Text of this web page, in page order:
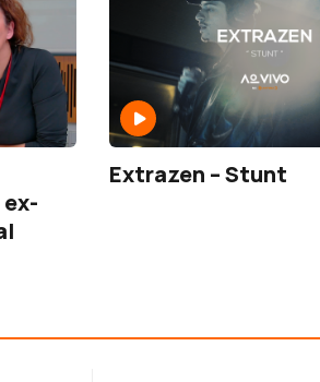
Extrazen – Stunt